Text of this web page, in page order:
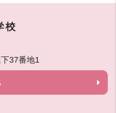
校
37番地1